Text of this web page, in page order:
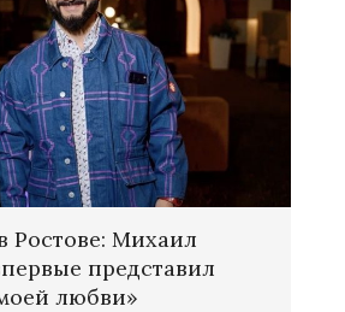
Ростове: Михаил
представил
любви»